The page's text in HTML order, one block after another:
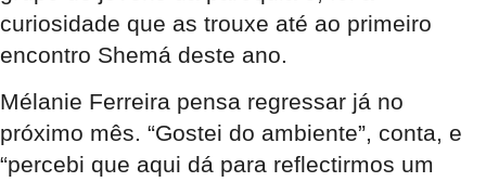
curiosidade que as trouxe até ao primeiro
encontro Shemá deste ano.
Mélanie Ferreira pensa regressar já no
próximo mês. “Gostei do ambiente”, conta, e
“percebi que aqui dá para reflectirmos um